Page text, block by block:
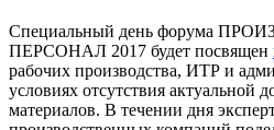
Специальный день форума
ПЕРСОНАЛ 2017 будет посвящен
рабочих производства, ИТР и
условиях отсутствия актуальной
материалов. В течении дня